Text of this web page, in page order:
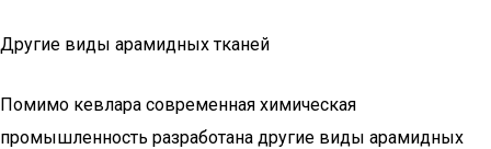
Другие виды арамидных тканей
Помимо кевлара современная химическая
промышленность разработана другие виды арамидных